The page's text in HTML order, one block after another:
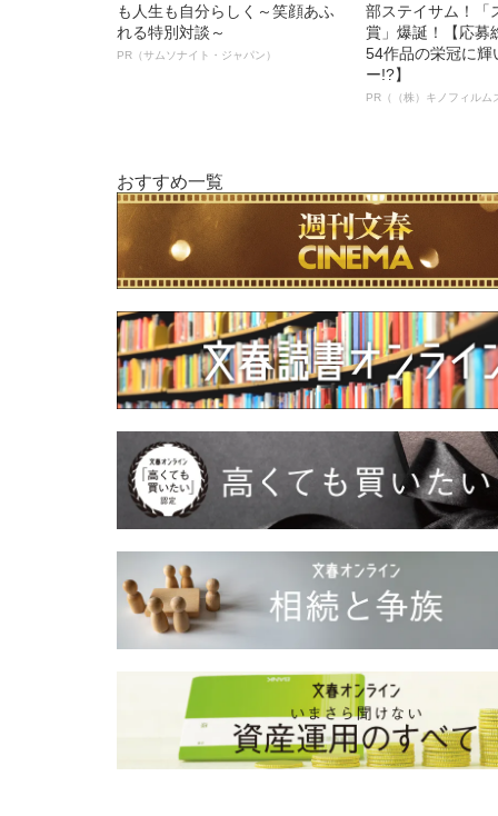
も人生も自分らしく～笑顔あふ
れる特別対談～
PR（サムソナイト・ジャパン）
部ステイサム！「
賞」爆誕！【応募
54作品の栄冠に輝
ー!?】
PR（（株）キノフィルム
おすすめ一覧